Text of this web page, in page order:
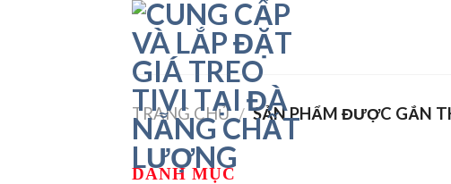
TRANG CHỦ / SẢN PHẨM ĐƯỢC GẮN
DANH MỤC